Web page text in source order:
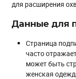
для расширения
Данные для
Страница
часто
может быть
женская